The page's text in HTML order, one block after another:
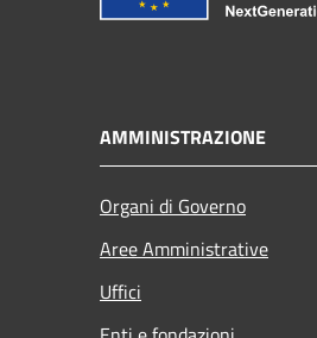
AMMINISTRAZIONE
Organi di Governo
Aree Amministrative
Uffici